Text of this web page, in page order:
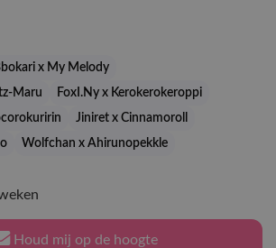
x My Melody
Maru
FoxI.Ny x Kerokerokeroppi
Jiniret x Cinnamoroll
Wolfchan x Ahirunopekkle
Houd mij op de hoogte